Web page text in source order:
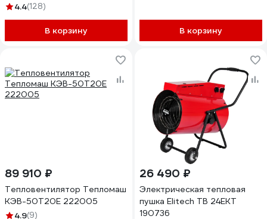
4.4(128)
В корзину В корзину
89 910 ₽
Тепловентилятор Тепломаш
КЭВ-50Т20Е 222005
4.9(9)
26 490 ₽
Электрическая тепловая
пушка Elitech ТВ 24ЕКТ
190736